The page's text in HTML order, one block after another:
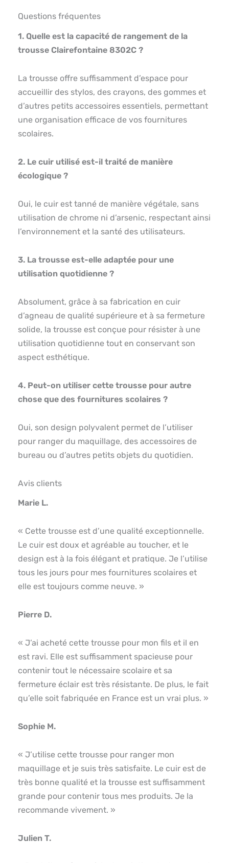
Questions fréquentes
1. Quelle est la capacité de rangement de la
trousse Clairefontaine 8302C ?
La trousse offre suffisamment d’espace pour
accueillir des stylos, des crayons, des gommes et
d’autres petits accessoires essentiels, permettant
une organisation efficace de vos fournitures
scolaires.
2. Le cuir utilisé est-il traité de manière
écologique ?
Oui, le cuir est tanné de manière végétale, sans
utilisation de chrome ni d’arsenic, respectant ainsi
l’environnement et la santé des utilisateurs.
3. La trousse est-elle adaptée pour une
utilisation quotidienne ?
Absolument, grâce à sa fabrication en cuir
d’agneau de qualité supérieure et à sa fermeture
solide, la trousse est conçue pour résister à une
utilisation quotidienne tout en conservant son
aspect esthétique.
4. Peut-on utiliser cette trousse pour autre
chose que des fournitures scolaires ?
Oui, son design polyvalent permet de l’utiliser
pour ranger du maquillage, des accessoires de
bureau ou d’autres petits objets du quotidien.
Avis clients
Marie L.
« Cette trousse est d’une qualité exceptionnelle.
Le cuir est doux et agréable au toucher, et le
design est à la fois élégant et pratique. Je l’utilise
tous les jours pour mes fournitures scolaires et
elle est toujours comme neuve. »
Pierre D.
« J’ai acheté cette trousse pour mon fils et il en
est ravi. Elle est suffisamment spacieuse pour
contenir tout le nécessaire scolaire et sa
fermeture éclair est très résistante. De plus, le fait
qu’elle soit fabriquée en France est un vrai plus. »
Sophie M.
« J’utilise cette trousse pour ranger mon
maquillage et je suis très satisfaite. Le cuir est de
très bonne qualité et la trousse est suffisamment
grande pour contenir tous mes produits. Je la
recommande vivement. »
Julien T.